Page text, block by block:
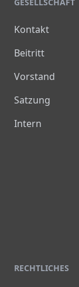
Kontakt
Beitritt
Vorstand
Satzung
Intern
RECHTLICHES